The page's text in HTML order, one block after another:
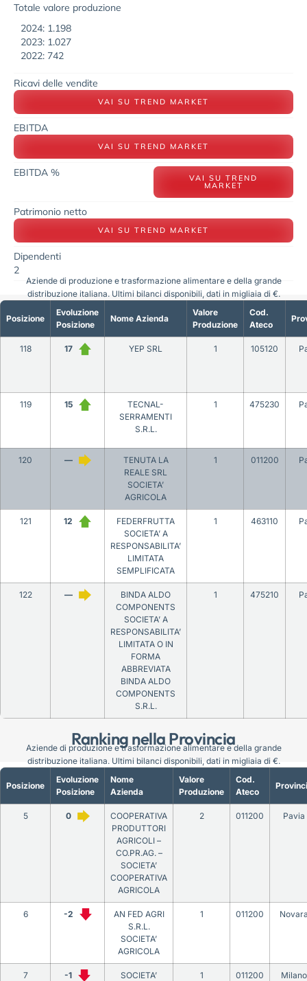
Totale valore produzione
2024: 1.198
2023: 1.027
2022: 742
Ricavi delle vendite
VAI SU TREND MARKET
EBITDA
VAI SU TREND MARKET
EBITDA % VAI SU TREND
MARKET
Patrimonio netto
VAI SU TREND MARKET
Dipendenti
2
Ranking nella Provincia
Posizione
Evoluzione
Posizione
Nome Azienda
Valore
Produzione
Cod.
Ateco
118 17 YEP SRL 1 105120
119 15
TECNAL-
SERRAMENTI
S.R.L.
1 475230
120 —
TENUTA LA
REALE SRL
SOCIETA’
AGRICOLA
1 011200
121 12
FEDERFRUTTA
SOCIETA’ A
RESPONSABILITA’
LIMITATA
SEMPLIFICATA
1 463110
122 —
BINDA ALDO
COMPONENTS
SOCIETA’ A
RESPONSABILITA’
LIMITATA O IN
FORMA
ABBREVIATA
BINDA ALDO
COMPONENTS
S.R.L.
1 475210
Aziende di produzione e trasformazione alimentare e della grande
distribuzione italiana. Ultimi bilanci disponibili, dati in migliaia di €.
Posizione
Evoluzione
Posizione
Nome
Azienda
Valore
Produzione
Cod.
Ateco
5 0
COOPERATIVA
PRODUTTORI
AGRICOLI –
CO.PR.AG. –
SOCIETA’
COOPERATIVA
AGRICOLA
2 011200 Pavia
6 -2
AN FED AGRI
S.R.L.
SOCIETA’
AGRICOLA
1 011200
7 -1
SOCIETA’
1 011200 Milano
Aziende di produzione e trasformazione alimentare e della grande
distribuzione italiana. Ultimi bilanci disponibili, dati in migliaia di €.